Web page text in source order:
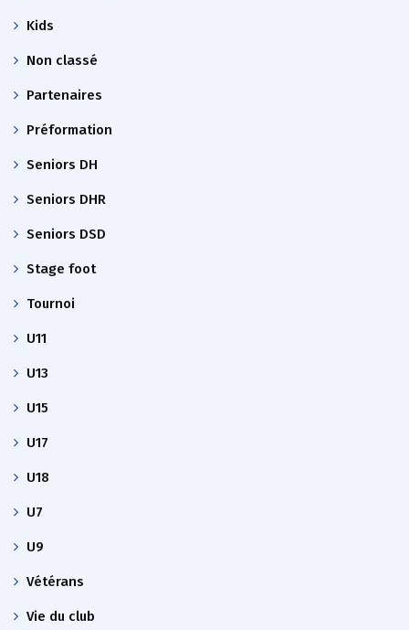
Kids
Non classé
Partenaires
Préformation
Seniors DH
Seniors DHR
Seniors DSD
Stage foot
Tournoi
U11
U13
U15
U17
U18
U7
U9
Vétérans
Vie du club